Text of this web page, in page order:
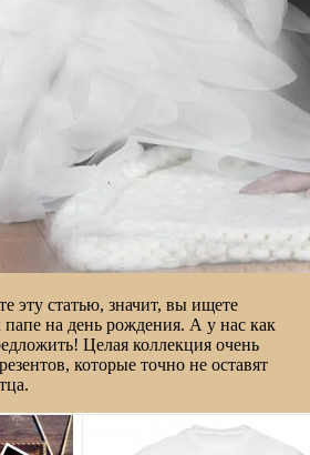
эту статью, значит, вы ищете
на день рождения. А у нас как
Целая коллекция очень
которые точно не оставят